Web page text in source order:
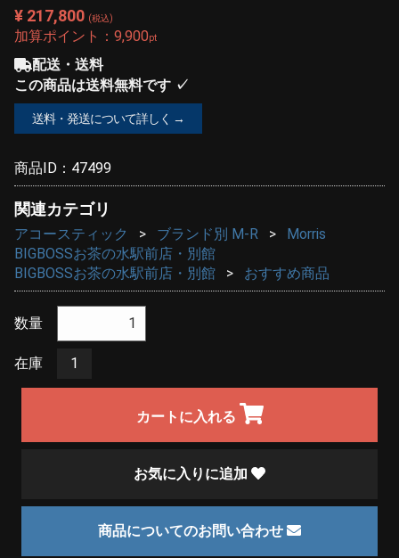
¥ 217,800 (税込)
加算ポイント： 9,900pt
配送・送料
この商品は送料無料です ✓
送料・発送について詳しく →
商品ID： 47499
関連カテゴリ
アコースティック ブランド別 M-R
Morris
BIGBOSSお茶の水駅前店・別館
BIGBOSSお茶の水駅前店・別館
おすすめ商品
数量
在庫 1
カートに入れる
お気に入りに追加
商品についてのお問い合わせ